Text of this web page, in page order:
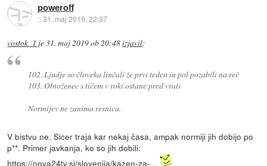
poweroff
::31. maj 2019, 22:37
vostok_1 je31. maj 2019 ob 20:48izjavil:
102. Ljudje so človeka linčali že prvi teden in pol pozabili na reč
103. Obtoženec s tičem v roki ostane pred vrati
Normijev ne zanima resnica.
V bistvu ne. Sicer traja kar nekaj časa, ampak normiji jih dobijo po
p**. Primer javkanja, ko so jih dobili:
https://nova24tv.si/slovenija/kazen-za-...